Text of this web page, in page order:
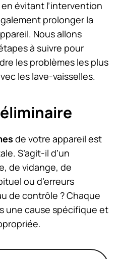
évitant l’intervention
prolonger la
Nous allons
à suivre pour
les problèmes les plus
les lave-vaisselles.
de votre appareil est
S’agit-il d’un
de vidange, de
ou d’erreurs
de contrôle ? Chaque
une cause spécifique et